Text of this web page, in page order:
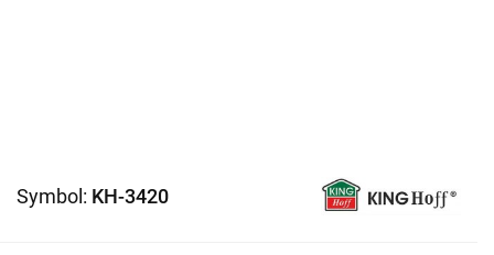
Symbol: KH-3420